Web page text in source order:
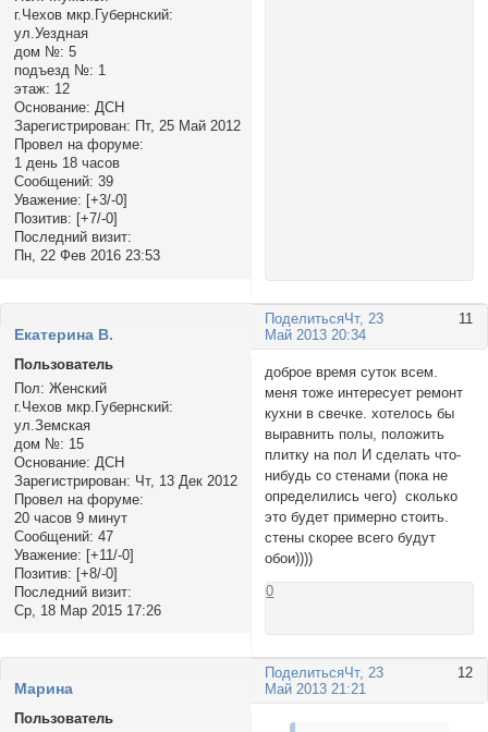
г.Чехов мкр.Губернский:
ул.Уездная
дом №: 5
подъезд №: 1
этаж: 12
Основание: ДСН
Зарегистрирован: Пт, 25 Май 2012
Провел на форуме:
1 день 18 часов
Сообщений: 39
Уважение: [+3/-0]
Позитив: [+7/-0]
Последний визит:
Пн, 22 Фев 2016 23:53
Поделиться 11
Чт, 23
Май 2013 20:34
Екатерина В.
Пользователь
Пол: Женский
г.Чехов мкр.Губернский:
ул.Земская
дом №: 15
Основание: ДСН
Зарегистрирован: Чт, 13 Дек 2012
Провел на форуме:
20 часов 9 минут
Сообщений: 47
Уважение: [+11/-0]
Позитив: [+8/-0]
Последний визит:
Ср, 18 Мар 2015 17:26
доброе время суток всем.
меня тоже интересует ремонт
кухни в свечке. хотелось бы
выравнить полы, положить
плитку на пол И сделать что-
нибудь со стенами (пока не
определились чего) сколько
это будет примерно стоить.
стены скорее всего будут
обои))))
0
Поделиться 12
Чт, 23
Май 2013 21:21
Mарина
Пользователь